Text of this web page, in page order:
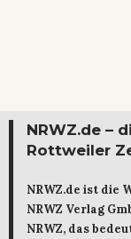
NRWZ.de –
Rottweiler
NRWZ.de ist die
NRWZ Verlag
NRWZ, das